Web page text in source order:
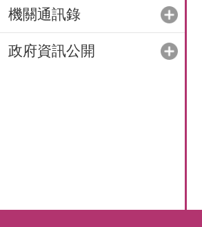
機關通訊錄
政府資訊公開